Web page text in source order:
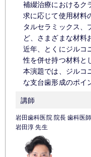
補綴治療におけるク
求に応じて使用材料
タルセラミックス、
ど、さまざまな材料
近年、とくにジルコ
性を併せ持つ材料と
本演題では、ジルコ
な支台歯形成のポイ
講師
岩田歯科医院 院長 歯科医師
岩田淳 先生